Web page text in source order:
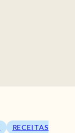
RECEITAS